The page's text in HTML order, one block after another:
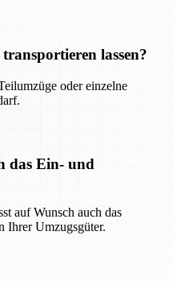
lassen?
oder einzelne
das Ein- und
auf Wunsch auch das
Ihrer Umzugsgüter.